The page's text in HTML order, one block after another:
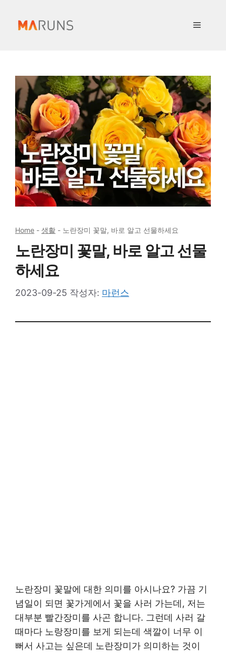
메
Home - 생활 - 노란장미 꽃말, 바로 알고 선물하세요
노란장미 꽃말, 바로 알고 선물
하세요
2023-09-25 작성자: 마런스
노란장미 꽃말에 대한 의미를 아시나요? 가끔 기
념일이 되면 꽃가게에서 꽃을 사러 가는데, 저는
대부분 빨간장미를 사곤 합니다. 그런데 사러 갈
때마다 노랑장미를 보게 되는데 색깔이 너무 이
뻐서 사고는 싶은데 노란장미가 의미하는 것이